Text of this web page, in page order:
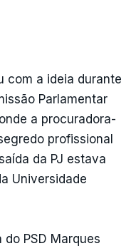
com a ideia durante
Parlamentar
a procuradora-
profissional
da PJ estava
Universidade
PSD Marques